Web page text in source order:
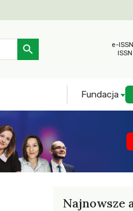
Search Button
e-
Fundacja
Najnowsze